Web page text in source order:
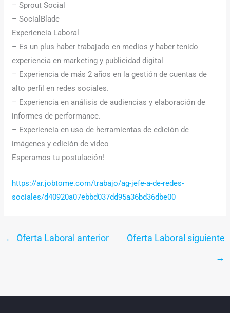
– Sprout Social
– SocialBlade
Experiencia Laboral
– Es un plus haber trabajado en medios y haber tenido
experiencia en marketing y publicidad digital
– Experiencia de más 2 años en la gestión de cuentas de
alto perfil en redes sociales.
– Experiencia en análisis de audiencias y elaboración de
informes de performance.
– Experiencia en uso de herramientas de edición de
imágenes y edición de video
Esperamos tu postulación!
https://ar.jobtome.com/trabajo/ag-jefe-a-de-redes-
sociales/d40920a07ebbd037dd95a36bd36dbe00
← Oferta Laboral anterior
Oferta Laboral siguiente
→